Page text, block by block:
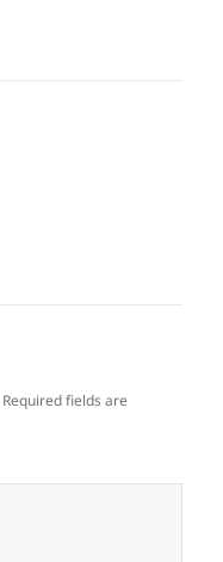
Required fields are